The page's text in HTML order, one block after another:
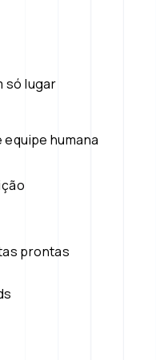
só lugar
humana
prontas